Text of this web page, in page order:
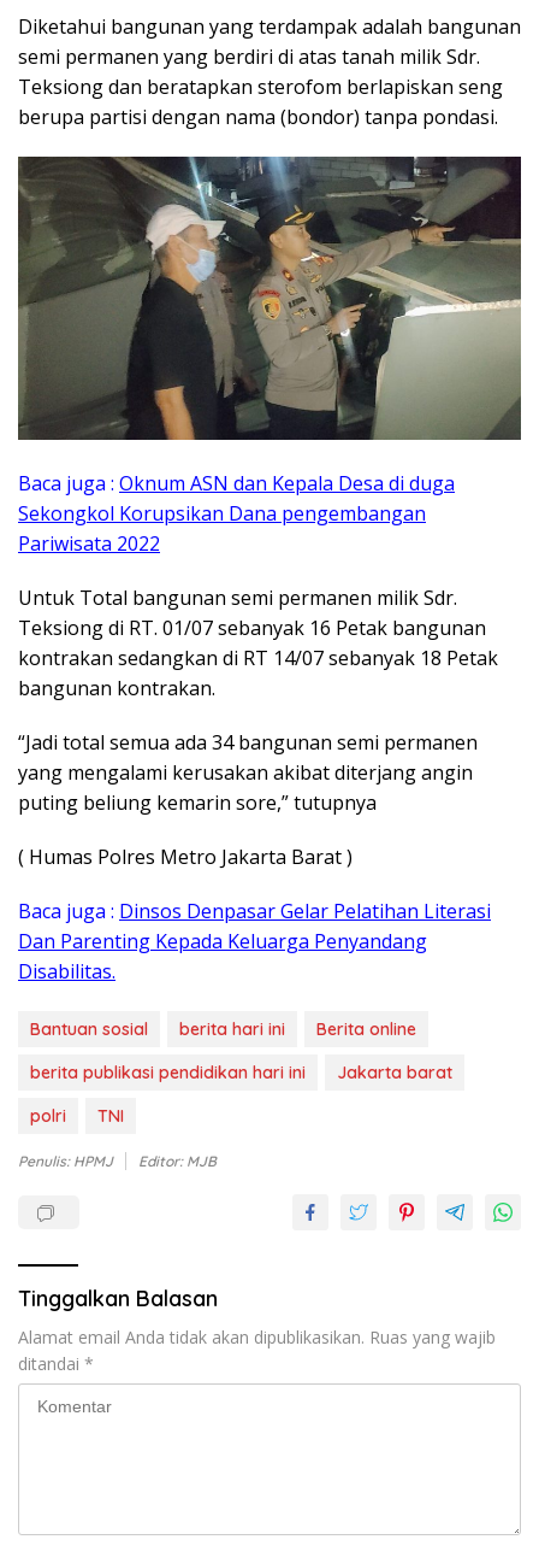
Diketahui bangunan yang terdampak adalah bangunan
semi permanen yang berdiri di atas tanah milik Sdr.
Teksiong dan beratapkan sterofom berlapiskan seng
berupa partisi dengan nama (bondor) tanpa pondasi.
Baca juga : Oknum ASN dan Kepala Desa di duga
Sekongkol Korupsikan Dana pengembangan
Pariwisata 2022
Untuk Total bangunan semi permanen milik Sdr.
Teksiong di RT. 01/07 sebanyak 16 Petak bangunan
kontrakan sedangkan di RT 14/07 sebanyak 18 Petak
bangunan kontrakan.
“Jadi total semua ada 34 bangunan semi permanen
yang mengalami kerusakan akibat diterjang angin
puting beliung kemarin sore,” tutupnya
( Humas Polres Metro Jakarta Barat )
Baca juga : Dinsos Denpasar Gelar Pelatihan Literasi
Dan Parenting Kepada Keluarga Penyandang
Disabilitas.
Bantuan sosial berita hari ini
Berita online
berita publikasi pendidikan hari ini
Jakarta barat
polri
TNI
Penulis: HPMJ Editor: MJB
Tinggalkan Balasan
Alamat email Anda tidak akan dipublikasikan. Ruas yang wajib
ditandai *